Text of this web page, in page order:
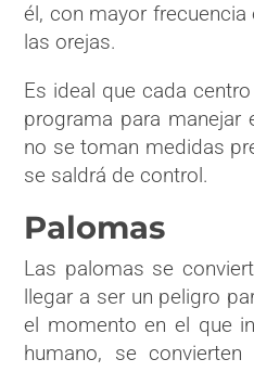
él, con mayor
las orejas.
Es ideal que cada
programa para manejar
no se toman medidas
se saldrá de control.
Palomas
Las palomas se
llegar a ser un peligro
el momento en el que
humano, se convierten